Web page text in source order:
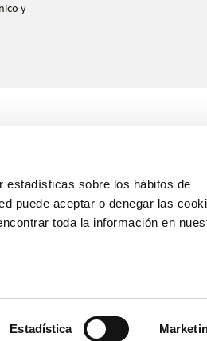
estadísticas sobre los hábitos de
puede aceptar o denegar las
toda la información en
Estadística
y
Hazte distribuidor